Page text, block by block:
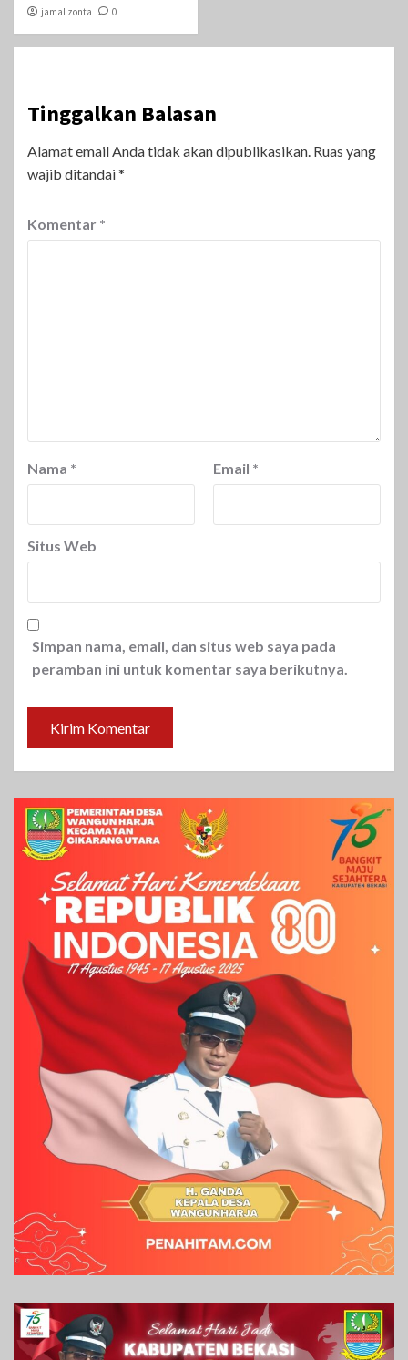
jamal zonta 0
Tinggalkan Balasan
Alamat email Anda tidak akan dipublikasikan. Ruas yang
wajib ditandai*
Komentar *
Nama * Email *
Situs Web
Simpan nama, email, dan situs web saya pada
peramban ini untuk komentar saya berikutnya.